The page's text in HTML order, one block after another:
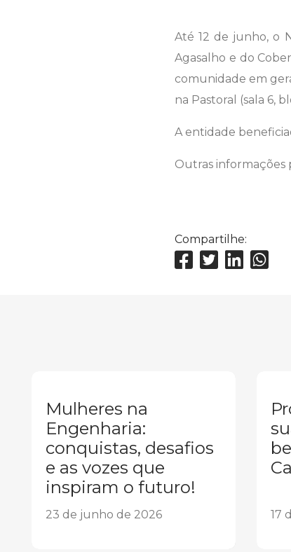
Até 12 de junho, o
Agasalho e do
comunidade em
na Pastoral (sala 6,
A entidade
Outras informações
Compartilhe:
Mulheres na
Engenharia:
conquistas, desafios
e as vozes que
inspiram o futuro!
23 de junho de 2026 17